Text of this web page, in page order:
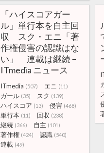
「ハイスコアガー
ル」単行本を自主回
収 スク・エニ「著
作権侵害の認識はな
い」 連載は継続 –
ITmedia ニュース
ITmedia (507) エニ (11)
ガール (35) スク (139)
ハイスコア (13) 侵害 (468)
単行本 (11) 回収 (238)
継続 (366) 自主 (101)
著作権 (424) 認識 (540)
連載 (49)